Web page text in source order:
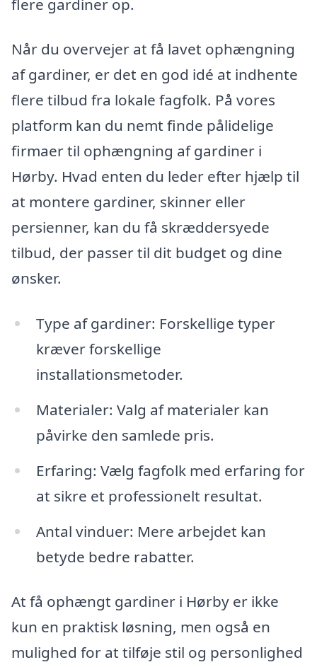
flere gardiner op.
Når du overvejer at få lavet ophængning
af gardiner, er det en god idé at indhente
flere tilbud fra lokale fagfolk. På vores
platform kan du nemt finde pålidelige
firmaer til ophængning af gardiner i
Hørby. Hvad enten du leder efter hjælp til
at montere gardiner, skinner eller
persienner, kan du få skræddersyede
tilbud, der passer til dit budget og dine
ønsker.
Type af gardiner: Forskellige typer
kræver forskellige
installationsmetoder.
Materialer: Valg af materialer kan
påvirke den samlede pris.
Erfaring: Vælg fagfolk med erfaring for
at sikre et professionelt resultat.
Antal vinduer: Mere arbejdet kan
betyde bedre rabatter.
At få ophængt gardiner i Hørby er ikke
kun en praktisk løsning, men også en
mulighed for at tilføje stil og personlighed